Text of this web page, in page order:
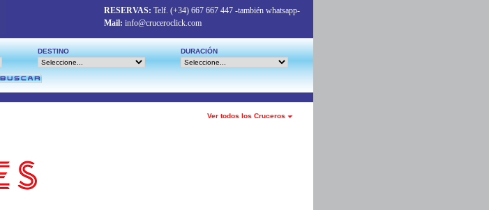
RESERVAS: Telf. (+34) 667 667 447 -también whatsapp-
Mail: info@cruceroclick.com
DESTINO DURACIÓN
Ver todos los Cruceros